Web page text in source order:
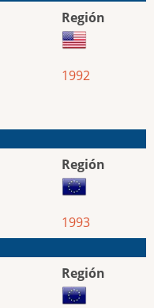
Región
1992
Región
1993
Región